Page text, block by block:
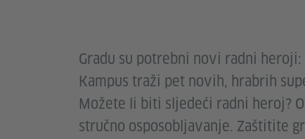
Gradu su potrebni novi radni heroji:
Kampus traži pet novih, hrabrih
Možete li biti sljedeći radni heroj?
stručno osposobljavanje. Zaštitite